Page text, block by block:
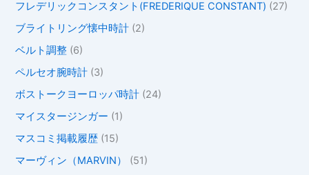
フレデリックコンスタント(FREDERIQUE CONSTANT) (27)
ブライトリング懐中時計 (2)
ベルト調整 (6)
ペルセオ腕時計 (3)
ボストークヨーロッパ時計 (24)
マイスタージンガー (1)
マスコミ掲載履歴 (15)
マーヴィン（MARVIN）
(51)